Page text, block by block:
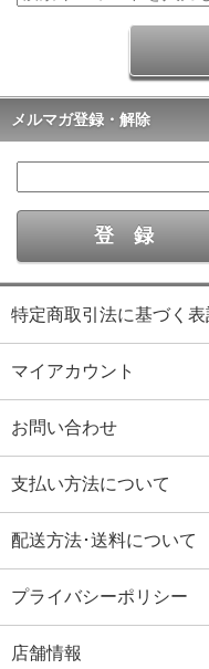
メルマガ登録・解除
特定商取引法に基づく表
マイアカウント
お問い合わせ
支払い方法について
配送方法･送料について
プライバシーポリシー
店舗情報